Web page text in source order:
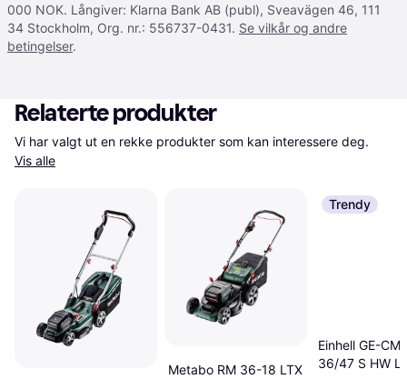
000 NOK. Långiver: Klarna Bank AB (publ), Sveavägen 46, 111
34 Stockholm, Org. nr.: 556737-0431. Se vilkår og andre
betingelser.
Relaterte produkter
Vis alle
Metabo RM 36-18 LTX
Trendy
Einhell GE-CM
36/47 S HW Li